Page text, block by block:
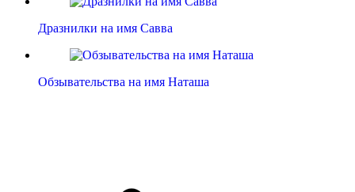
Дразнилки на имя Савва
Обзывательства на имя Наташа